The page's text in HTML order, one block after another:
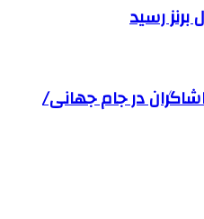
رسید
در جام جهانی/